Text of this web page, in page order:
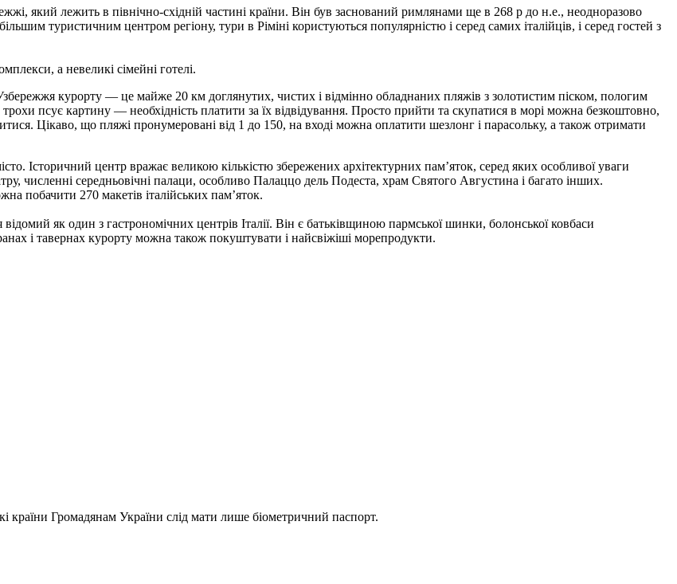
який лежить в північно-східній частині країни. Він був заснований римлянами ще в 268 р до н.е., неодноразово
туристичним центром регіону, тури в Ріміні користуються популярністю і серед самих італійців, і серед гостей з
а невеликі сімейні готелі.
курорту — це майже 20 км доглянутих, чистих і відмінно обладнаних пляжів з золотистим піском, пологим
псує картину — необхідність платити за їх відвідування. Просто прийти та скупатися в морі можна безкоштовно,
Цікаво, що пляжі пронумеровані від 1 до 150, на вході можна оплатити шезлонг і парасольку, а також отримати
Історичний центр вражає великою кількістю збережених архітектурних пам’яток, серед яких особливої уваги
численні середньовічні палаци, особливо Палаццо дель Подеста, храм Святого Августина і багато інших.
побачити 270 макетів італійських пам’яток.
як один з гастрономічних центрів Італії. Він є батьківщиною пармської шинки, болонської ковбаси
і тавернах курорту можна також покуштувати і найсвіжіші морепродукти.
країни Громадянам України слід мати лише біометричний паспорт.